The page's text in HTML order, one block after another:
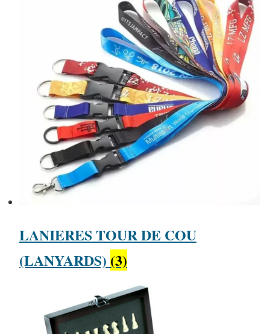
LANIERES TOUR DE COU
(LANYARDS) (3)